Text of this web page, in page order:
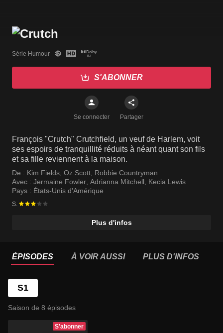
Série Humour
S'ABONNER
Se connecter Partager
François "Crutch" Crutchfield, un veuf de Harlem, voit
ses espoirs de tranquillité réduits à néant quant son fils
et sa fille reviennent à la maison.
De : Kim Fields, Oz Scott, Robbie Countryman
Avec : Jermaine Fowler, Adrianna Mitchell, Kecia Lewis
Pays : États-Unis d'Amérique
S.
Plus d'infos
ÉPISODES À VOIR AUSSI PLUS D'INFOS
S1
Saison de 8 épisodes
S'abonner